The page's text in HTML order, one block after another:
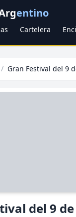
entino
Cartelera
/
del 9